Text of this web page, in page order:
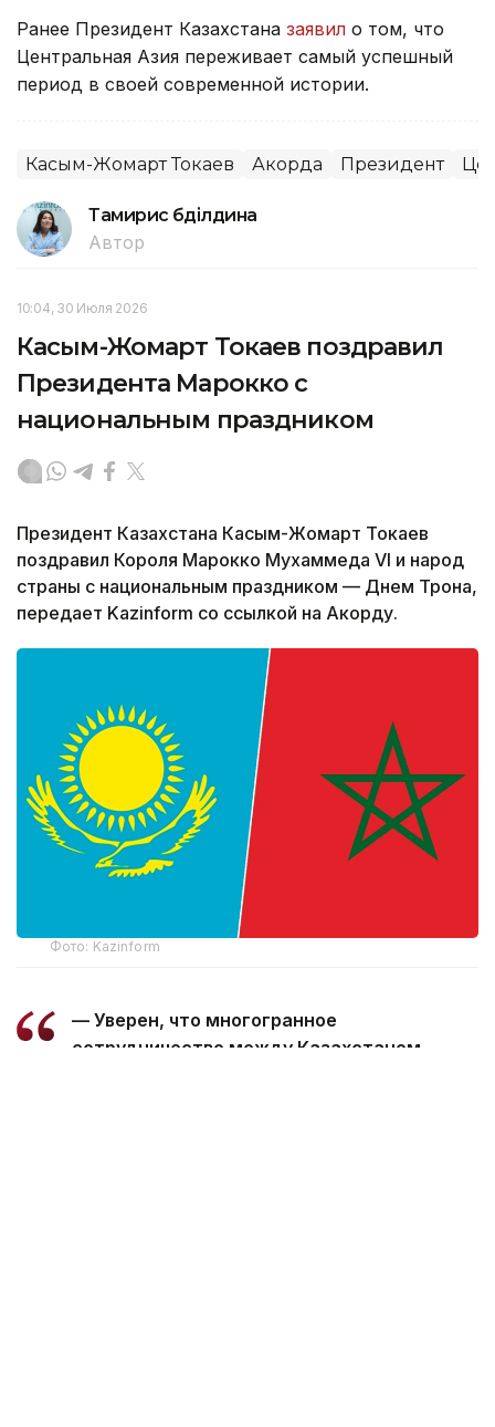
Ранее Президент Казахстана заявил о том, что
Центральная Азия переживает самый успешный
период в своей современной истории.
Касым-Жомарт Токаев Акорда Президент
Тамирис Әбділдина
Автор
10:04, 30 Июля 2026
Касым-Жомарт Токаев поздравил
Президента Марокко с
национальным праздником
Президент Казахстана Касым-Жомарт Токаев
поздравил Короля Марокко Мухаммеда VI и народ
страны с национальным праздником — Днем Трона,
передает Kazinform со ссылкой на Акорду.
Фото: Kazinform
— Уверен, что многогранное
сотрудничество между Казахстаном